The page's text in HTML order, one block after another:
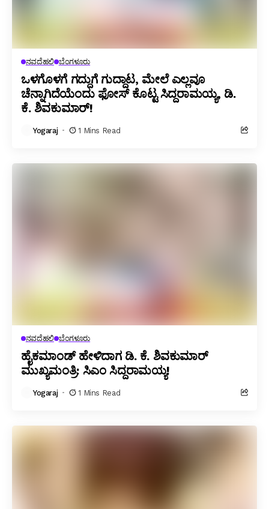
ನವದೆಹಲಿ ಬೆಂಗಳೂರು
ಒಳಗೊಳಗೆ ಗದ್ದುಗೆ ಗುದ್ದಾಟ, ಮೇಲೆ ಎಲ್ಲವೂ
ಚೆನ್ನಾಗಿದೆಯೆಂದು ಫೋಸ್ ಕೊಟ್ಟ ಸಿದ್ದರಾಮಯ್ಯ, ಡಿ.
ಕೆ. ಶಿವಕುಮಾರ್!
Yogaraj 1 Mins Read
ನವದೆಹಲಿ ಬೆಂಗಳೂರು
ಹೈಕಮಾಂಡ್ ಹೇಳಿದಾಗ ಡಿ. ಕೆ. ಶಿವಕುಮಾರ್
ಮುಖ್ಯಮಂತ್ರಿ: ಸಿಎಂ ಸಿದ್ದರಾಮಯ್ಯ!
Yogaraj 1 Mins Read